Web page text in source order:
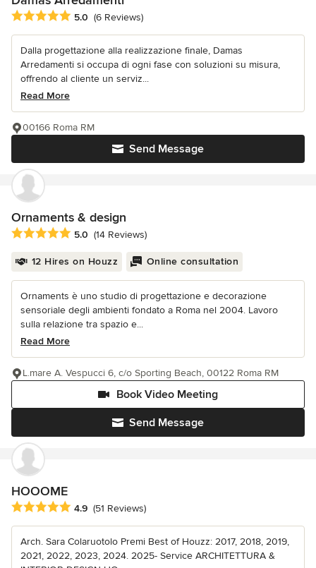
Average rating: 5 out of 5 stars
5.0 (6 Reviews)
Dalla progettazione alla realizzazione finale, Damas
Arredamenti si occupa di ogni fase con soluzioni su misura,
offrendo al cliente un serviz...
Read More
Send Message
00166 Roma RM
Ornaments & design
Average rating: 5 out of 5 stars
5.0 (14 Reviews)
12 Hires on Houzz Online consultation
Ornaments è uno studio di progettazione e decorazione
sensoriale degli ambienti fondato a Roma nel 2004. Lavoro
sulla relazione tra spazio e...
Read More
Send Message
Book Video Meeting
L.mare A. Vespucci 6, c/o Sporting Beach, 00122 Roma RM
HOOOME
Average rating: 4.9 out of 5 stars
4.9 (51 Reviews)
Arch. Sara Colaruotolo Premi Best of Houzz: 2017, 2018, 2019,
2021, 2022, 2023, 2024. 2025- Service ARCHITETTURA &